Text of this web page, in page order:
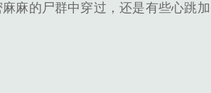
麻的尸群中穿过，还是有些心跳加